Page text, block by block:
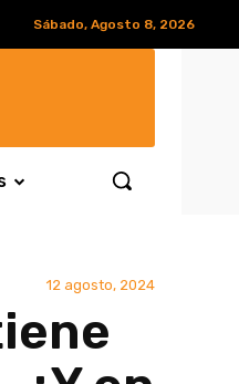
Sábado, Agosto 8, 2026
12 agosto, 2024